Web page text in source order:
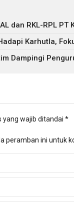
dan RKL-RPL
Karhutla,
Dampingi
yang wajib ditandai *
peramban ini untuk